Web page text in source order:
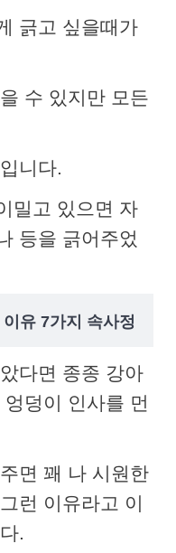
긁고 싶을때가
수 있지만 모든
니다.
밀고 있으면 자
등을 긁어주었
유 7가지 속사정
다면 종종 강아
덩이 인사를 먼
면 꽤 나 시원한
런 이유라고 이
.